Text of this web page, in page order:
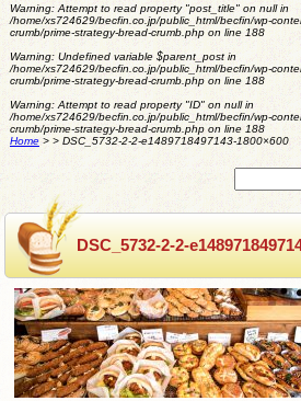
Warning: Attempt to read property "post_title" on null in
/home/xs724629/becfin.co.jp/public_html/becfin/wp-
crumb/prime-strategy-bread-crumb.phpon line 188
Warning: Undefined variable $parent_post in
/home/xs724629/becfin.co.jp/public_html/becfin/wp-
crumb/prime-strategy-bread-crumb.phpon line 188
Warning: Attempt to read property "ID" on null in
/home/xs724629/becfin.co.jp/public_html/becfin/wp-
crumb/prime-strategy-bread-crumb.phpon line 188
Home> > DSC_5732-2-2-e1489718497143-1800×600
DSC_5732-2-2-